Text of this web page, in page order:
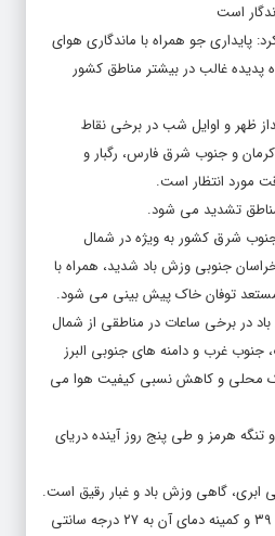
است
پایداری جو همراه با ماندگاری هوای
پدیده غالب در بیشتر مناطق کشور
ظهر و اوایل شب در برخی نقاط
و جنوب شرق فارس، رگبار و
مورد انتظار است.
تشدید می شود.
شرق کشور به ویژه در شمال
جنوبی وزش باد شدید، همراه با
توفان خاک پیش بینی می شود.
در برخی ساعات در مناطقی از شمال
غرب و دامنه های جنوبی البرز
محلی و کاهش نسبی کیفیت هوا می
هرمز و طی پنج روز آینده دریای
ابری، گاهی وزش باد و غبار رقیق است.
بیشینه دمای امروز پایتخت به ۳۹ و کمینه دمای آن به ۲۷ درجه سانتی